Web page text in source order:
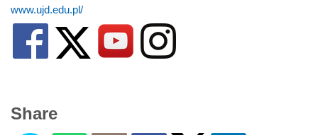
www.ujd.edu.pl/
Share